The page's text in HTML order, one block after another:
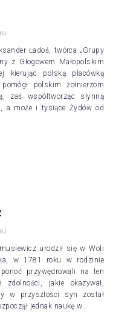
Ładoś, twórca „Grupy
z Głogowem Małopolskim
kierując polską placówką
polskim żołnierzom
zaś współtworząc słynną
a może i tysiące Żydów od
urodził się w Woli
w 1781 roku w rodzinie
przywędrowali na ten
jakie okazywał,
w przyszłości syn został
jednak naukę w…